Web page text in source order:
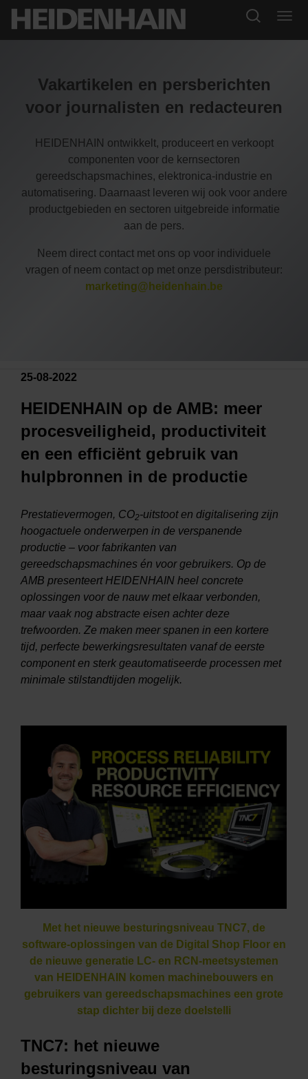
Vakartikelen en persberichten
voor journalisten en redacteuren
HEIDENHAIN ontwikkelt, produceert en verkoopt
componenten voor de kernsectoren
gereedschapsmachines, elektronica-industrie en
automatisering. Daarnaast leveren wij ook voor andere
productgebieden en sectoren uitgebreide informatie
aan de pers.
Neem direct contact met ons op voor individuele
vragen of neem contact op met onze persdistributeur:
marketing@heidenhain.be
25-08-2022
HEIDENHAIN op de AMB: meer
procesveiligheid, productiviteit
en een efficiënt gebruik van
hulpbronnen in de productie
Prestatievermogen, CO2-uitstoot en digitalisering zijn
hoogactuele onderwerpen in de verspanende
productie – voor fabrikanten van
gereedschapsmachines én voor gebruikers. Op de
AMB presenteert HEIDENHAIN heel concrete
oplossingen voor de nauw met elkaar verbonden,
maar vaak nog abstracte eisen achter deze
trefwoorden. Ze maken meer spanen in een kortere
tijd, perfecte bewerkingsresultaten vanaf de eerste
component en sterk geautomatiseerde processen met
minimale stilstandtijden mogelijk.
Met het nieuwe besturingsniveau TNC7, de
software-oplossingen van de Digital Shop Floor en
de nieuwe generatie LC- en RCN-meetsystemen
van HEIDENHAIN komen machinebouwers en
gebruikers van gereedschapsmachines een grote
stap dichter bij deze doelstelli
TNC7: het nieuwe
besturingsniveau van